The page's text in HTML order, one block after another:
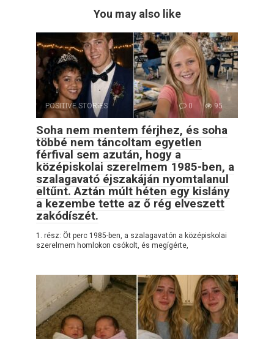
You may also like
POSITIVE STORIES 0 95
Soha nem mentem férjhez, és soha
többé nem táncoltam egyetlen
férfival sem azután, hogy a
középiskolai szerelmem 1985-ben, a
szalagavató éjszakáján nyomtalanul
eltűnt. Aztán múlt héten egy kislány
a kezembe tette az ő rég elveszett
zakódíszét.
1. rész: Öt perc 1985-ben, a szalagavatón a középiskolai
szerelmem homlokon csókolt, és megígérte,